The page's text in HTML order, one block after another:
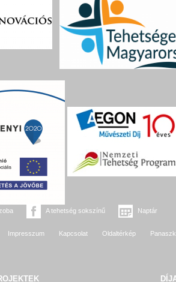
A tehetség sokszínű Naptár
Impresszum Kapcsolat Oldaltérkép